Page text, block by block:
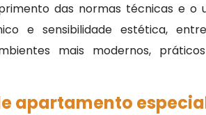
das normas técnicas e o
e sensibilidade estética,
mais modernos,
apartamento